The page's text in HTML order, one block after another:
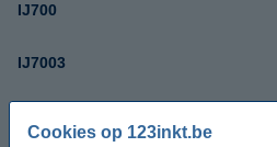
Cookies op 123inkt.be
IJ700
IJ7003